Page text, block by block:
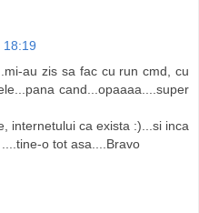
18:19
au zis sa fac cu run cmd, cu
cand...opaaaa....super
internetului ca exista :)...si inca
o tot asa....Bravo